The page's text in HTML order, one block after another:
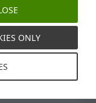
perfiles
Política de cookies
ONLY